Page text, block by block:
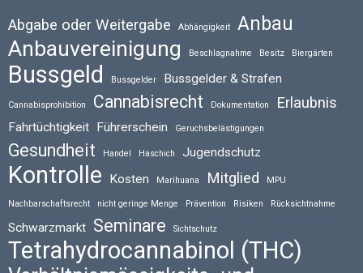
Abgabe oder Weitergabe Abhängigkeit Anbau
Anbauvereinigung Beschlagnahme Besitz Biergärten
Bussgeld Bussgelder Bussgelder & Strafen
Cannabisprohibition Cannabisrecht Dokumentation Erlaubnis
Fahrtüchtigkeit Führerschein Geruchsbelästigungen
Gesundheit Handel Haschich Jugendschutz
Kontrolle Kosten Marihuana Mitglied MPU
Nachbarschaftsrecht nicht geringe Menge Prävention Risiken Rücksichtnahme
Schwarzmarkt Seminare Sichtschutz
Tetrahydrocannabinol (THC)